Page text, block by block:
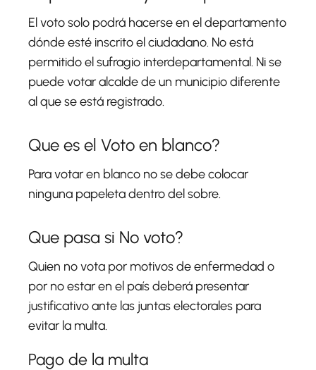
El voto solo podrá hacerse en el departamento
dónde esté inscrito el ciudadano. No está
permitido el sufragio interdepartamental. Ni se
puede votar alcalde de un municipio diferente
al que se está registrado.
Que es el Voto en blanco?
Para votar en blanco no se debe colocar
ninguna papeleta dentro del sobre.
Que pasa si No voto?
Quien no vota por motivos de enfermedad o
por no estar en el país deberá presentar
justificativo ante las juntas electorales para
evitar la multa.
Pago de la multa